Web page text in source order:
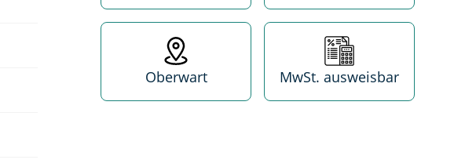
Standort
Oberwart
MwSt. absetzbar
MwSt. ausweisbar